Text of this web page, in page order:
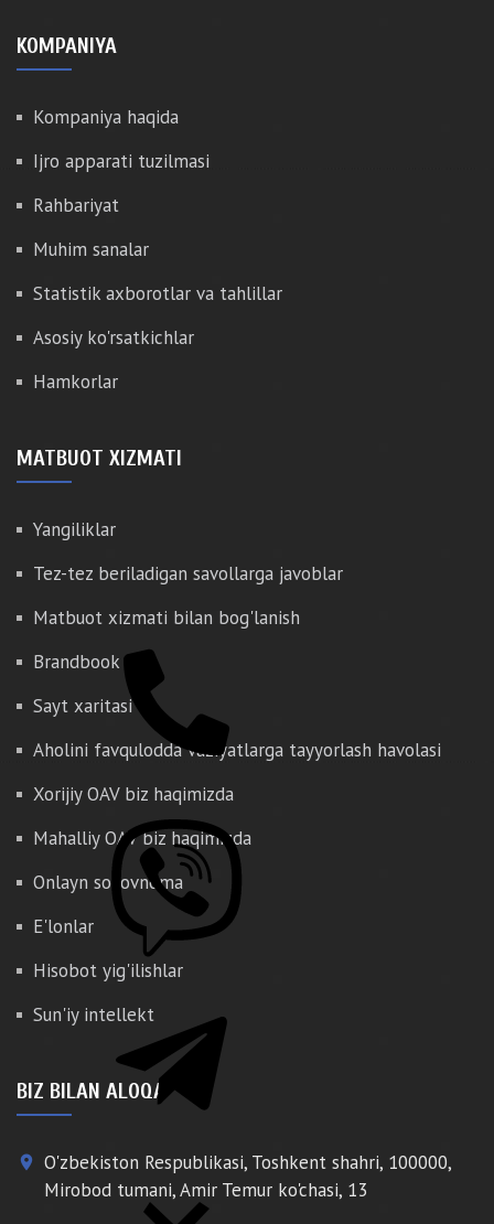
KOMPANIYA
Kompaniya haqida
Ijro apparati tuzilmasi
Rahbariyat
Muhim sanalar
Statistik axborotlar va tahlillar
Asosiy ko'rsatkichlar
Hamkorlar
MATBUOT XIZMATI
Yangiliklar
Tez-tez beriladigan savollarga javoblar
Matbuot xizmati bilan bog'lanish
Brandbook
Sayt xaritasi
Aholini favqulodda vaziyatlarga tayyorlash havolasi
Xorijiy OAV biz haqimizda
Mahalliy OAV biz haqimizda
Onlayn so'rovnoma
E'lonlar
Hisobot yig'ilishlar
Sun'iy intellekt
BIZ BILAN ALOQA
place O'zbekiston Respublikasi, Toshkent shahri, 100000,
Mirobod tumani, Amir Temur ko'chasi, 13